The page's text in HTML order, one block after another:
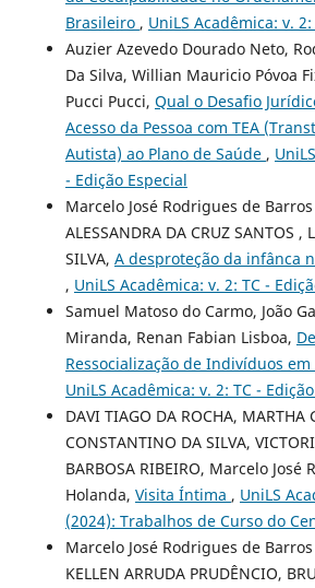
Brasileiro , UniLS Acadêmica: v.
Auzier Azevedo Dourado Neto,
Da Silva, Willian Mauricio Póvoa
Pucci Pucci, Qual o Desafio
Acesso da Pessoa com TEA
Autista) ao Plano de Saúde ,
- Edição Especial
Marcelo José Rodrigues de
ALESSANDRA DA CRUZ SANTOS ,
SILVA, A desproteção da infânca
, UniLS Acadêmica: v. 2: TC -
Samuel Matoso do Carmo, João
Miranda, Renan Fabian Lisboa,
Ressocialização de Indivíduos
UniLS Acadêmica: v. 2: TC -
DAVI TIAGO DA ROCHA, MARTHA
CONSTANTINO DA SILVA,
BARBOSA RIBEIRO, Marcelo
Holanda, Visita Íntima , UniLS
(2024): Trabalhos de Curso do
Marcelo José Rodrigues de
KELLEN ARRUDA PRUDÊNCIO,